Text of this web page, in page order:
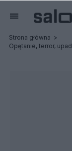
Strona główna